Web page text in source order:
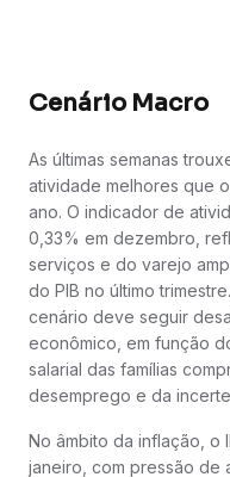
Cenário Macro
As últimas semanas
atividade melhores que
ano. O indicador de
0,33% em dezembro,
serviços e do varejo
do PIB no último
cenário deve seguir
econômico, em função
salarial das famílias
desemprego e da
No âmbito da inflação, o
janeiro, com pressão de